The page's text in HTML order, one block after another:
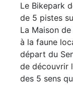
Le Bikepark
de 5 pistes
La Maison
à la faune
départ du
de découvrir
des 5 sens